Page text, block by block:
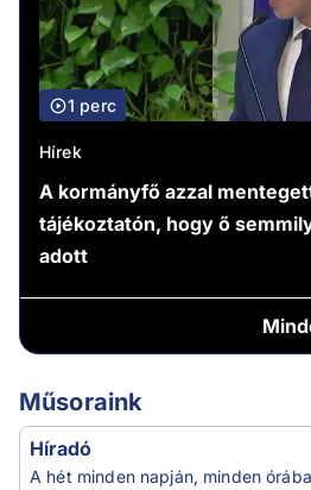
1 perc
Hírek
A kormányfő azzal
tájékoztatón, hogy ő
adott
Műsoraink
Híradó
A hét minden napján, minden